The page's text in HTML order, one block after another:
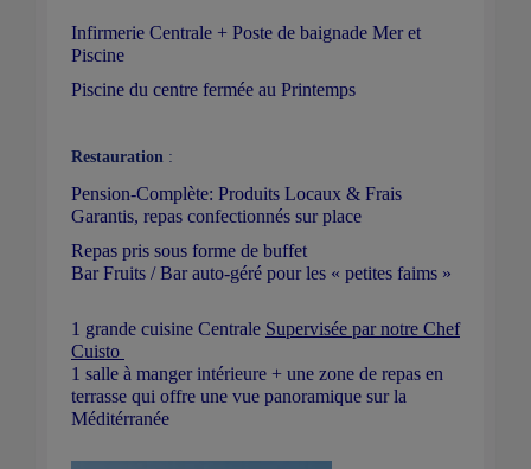
Infirmerie Centrale + Poste de baignade Mer et
Piscine
Piscine du centre fermée au Printemps
Restauration :
Pension-Complète: Produits Locaux & Frais
Garantis, repas confectionnés sur place
Repas pris sous forme de buffet
Bar Fruits / Bar auto-géré pour les « petites faims »
1 grande cuisine Centrale Supervisée par notre Chef
Cuisto
1 salle à manger intérieure + une zone de repas en
terrasse qui offre une vue panoramique sur la
Méditérranée